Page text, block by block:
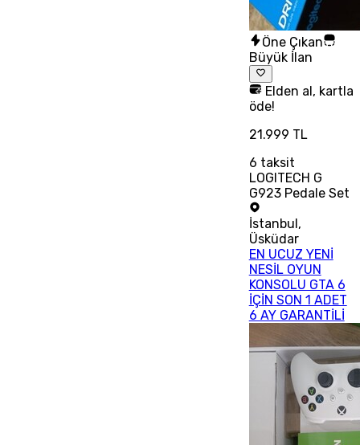
Öne Çıkan
Büyük İlan
Elden al, kartla
öde!
21.999 TL
6 taksit
LOGITECH G
G923 Pedale Set
İstanbul,
Üsküdar
EN UCUZ YENİ
NESİL OYUN
KONSOLU GTA 6
İÇİN SON 1 ADET
6 AY GARANTİLİ